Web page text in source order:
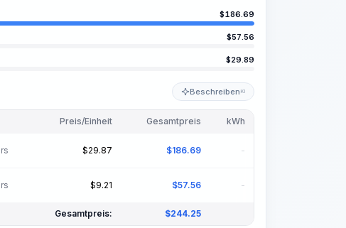
$186.69
$57.56
$29.89
Beschreiben KI
Preis/Einheit Gesamtpreis kWh
$29.87 $186.69 -
$9.21 $57.56 -
Gesamtpreis: $244.25